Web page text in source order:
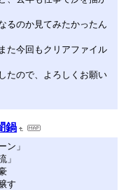
るのか見てみたかったん
た今回もクリアファイル
たので、よろしくお願い
鍋
ン」
」
す